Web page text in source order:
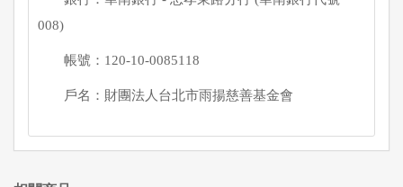
008)
帳號：120-10-0085118
戶名：財團法人台北市雨揚慈善基金會